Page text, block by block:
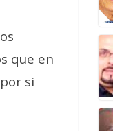
que en
si